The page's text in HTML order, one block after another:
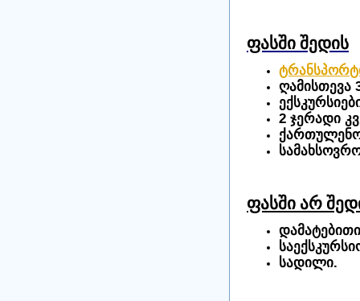
ფასში შედის
ღამისთევა
2 ჯერადი
ფასში არ
სადილი.